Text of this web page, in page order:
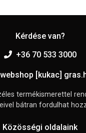
Kérdése van?
+36 70 533 3000
webshop [kukac]
termékismerettel
bátran fordulhat
Közösségi oldalaink